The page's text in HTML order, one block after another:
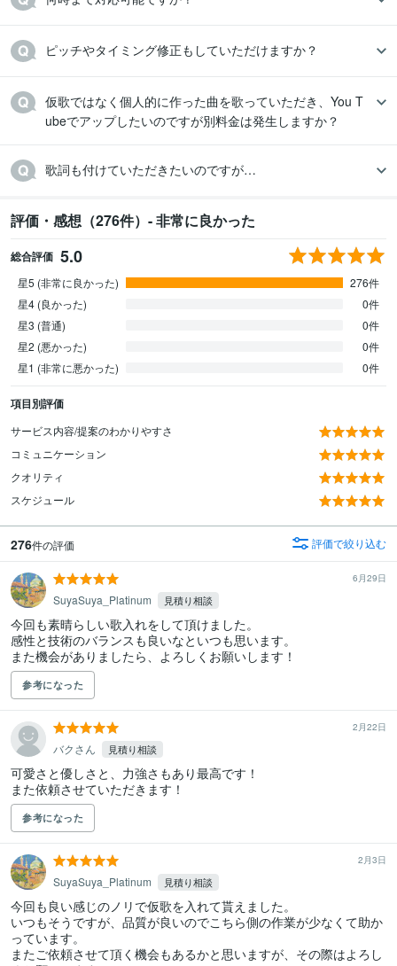
ピッチやタイミング修正もしていただけますか？
仮歌ではなく個人的に作った曲を歌っていただき、You T
ubeでアップしたいのですが別料金は発生しますか？
歌詞も付けていただきたいのですが…
評価・感想（276件）- 非常に良かった
総合評価 5.0
星5 (非常に良かった)
276件
星4 (良かった)
0件
星3 (普通)
0件
星2 (悪かった)
0件
星1 (非常に悪かった)
0件
項目別評価
サービス内容/提案のわかりやすさ
コミュニケーション
クオリティ
スケジュール
276件の評価 評価で絞り込む
6月29日
SuyaSuya_Platinum 見積り相談
今回も素晴らしい歌入れをして頂けました。
感性と技術のバランスも良いなといつも思います。
また機会がありましたら、よろしくお願いします！
参考になった
2月22日
バクさん 見積り相談
可愛さと優しさと、力強さもあり最高です！
また依頼させていただきます！
参考になった
2月3日
SuyaSuya_Platinum 見積り相談
今回も良い感じのノリで仮歌を入れて貰えました。
いつもそうですが、品質が良いのでこちら側の作業が少なくて助か
っています。
またご依頼させて頂く機会もあるかと思いますが、その際はよろし